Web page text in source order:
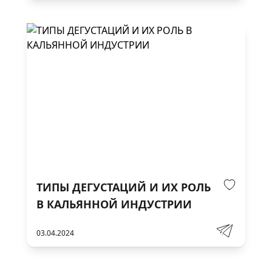
ТИПЫ ДЕГУСТАЦИЙ И ИХ РОЛЬ
В КАЛЬЯННОЙ ИНДУСТРИИ
03.04.2024